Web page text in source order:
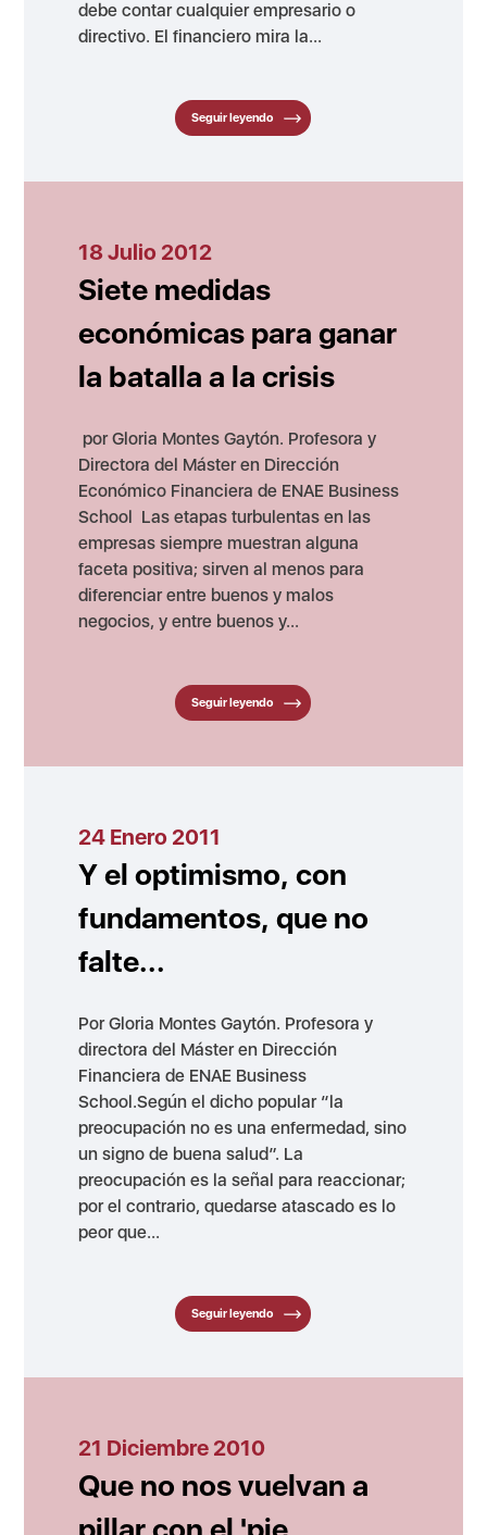
debe contar cualquier empresario o
directivo. El financiero mira la...
Seguir leyendo
18 Julio 2012
Siete medidas
económicas para ganar
la batalla a la crisis
por Gloria Montes Gaytón. Profesora y
Directora del Máster en Dirección
Económico Financiera de ENAE Business
School Las etapas turbulentas en las
empresas siempre muestran alguna
faceta positiva; sirven al menos para
diferenciar entre buenos y malos
negocios, y entre buenos y...
Seguir leyendo
24 Enero 2011
Y el optimismo, con
fundamentos, que no
falte...
Por Gloria Montes Gaytón. Profesora y
directora del Máster en Dirección
Financiera de ENAE Business
School.Según el dicho popular “la
preocupación no es una enfermedad, sino
un signo de buena salud”. La
preocupación es la señal para reaccionar;
por el contrario, quedarse atascado es lo
peor que...
Seguir leyendo
21 Diciembre 2010
Que no nos vuelvan a